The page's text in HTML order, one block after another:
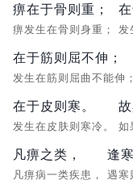
痹在于骨则重；
痹发生在骨则身重； 发
在于筋则屈不伸；
发生在筋则屈曲不能伸
在于皮则寒。
发生在皮肤则寒冷。 如
凡痹之类，
凡痹病一类疾患，
逢
遇寒